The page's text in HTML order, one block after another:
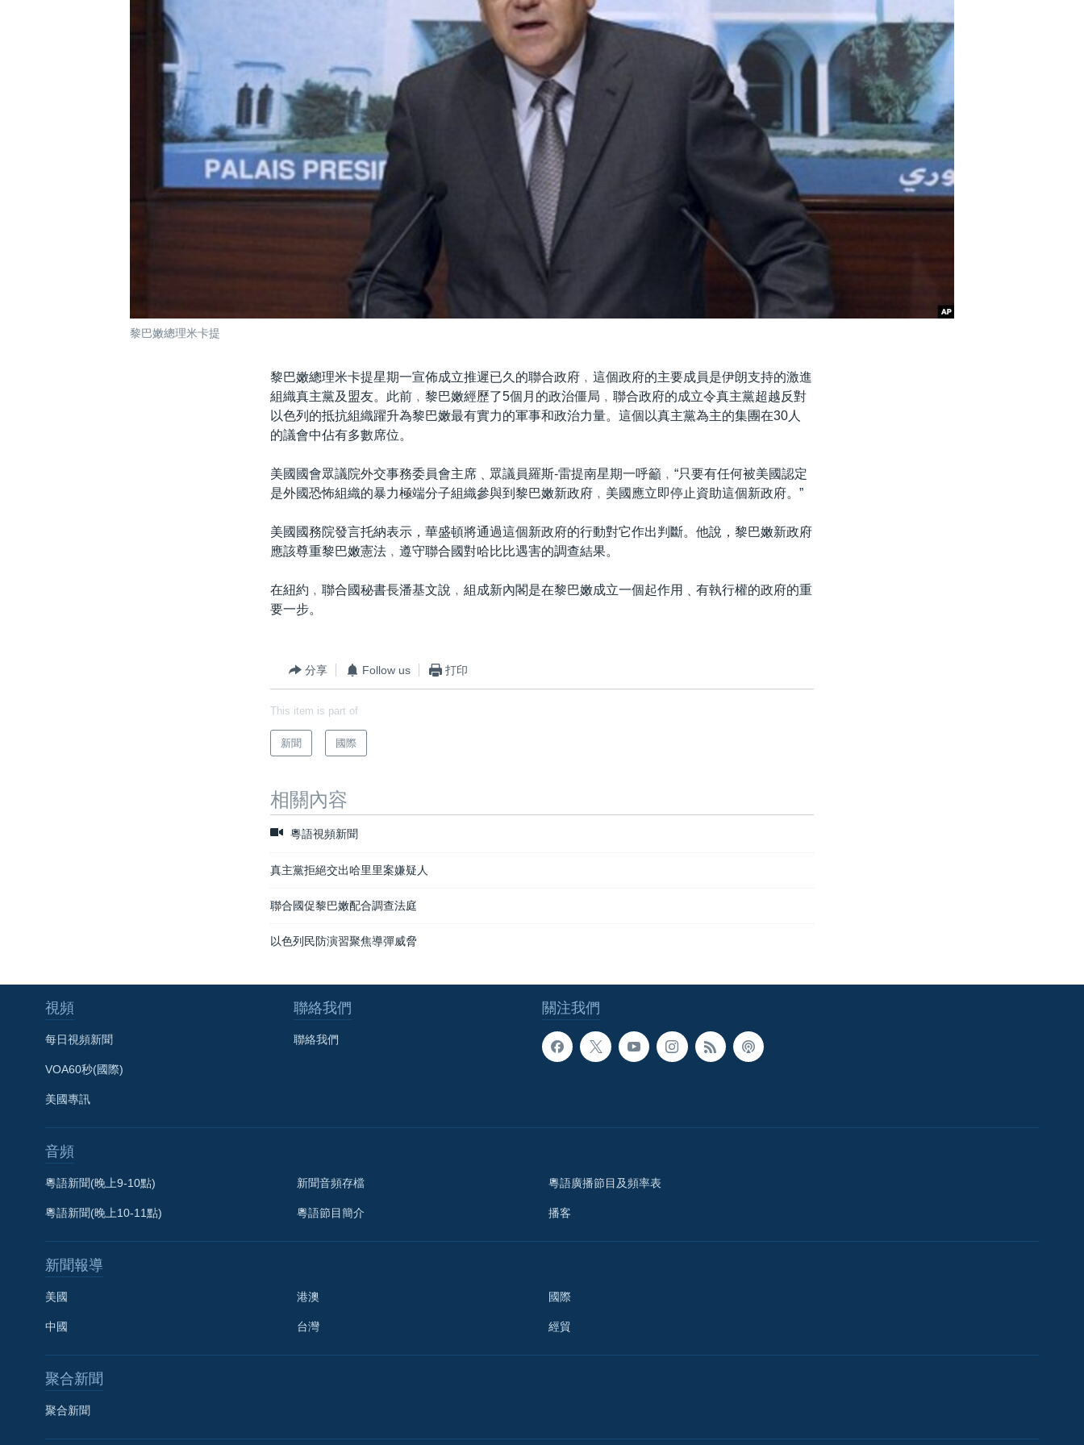
黎巴嫩總理米卡提
黎巴嫩總理米卡提星期一宣佈成立推遲已久的聯合政府﹐這個政府的主要成員是伊朗支持的激進
組織真主黨及盟友。此前﹐黎巴嫩經歷了5個月的政治僵局﹐聯合政府的成立令真主黨超越反對
以色列的抵抗組織躍升為黎巴嫩最有實力的軍事和政治力量。這個以真主黨為主的集團在30人
的議會中佔有多數席位。
美國國會眾議院外交事務委員會主席﹑眾議員羅斯-雷提南星期一呼籲﹐“只要有任何被美國認定
是外國恐怖組織的暴力極端分子組織參與到黎巴嫩新政府﹐美國應立即停止資助這個新政府。”
美國國務院發言托納表示，華盛頓將通過這個新政府的行動對它作出判斷。他說，黎巴嫩新政府
應該尊重黎巴嫩憲法﹐遵守聯合國對哈比比遇害的調查結果。
在紐約﹐聯合國秘書長潘基文說﹐組成新內閣是在黎巴嫩成立一個起作用﹑有執行權的政府的重
要一步。
分享 Follow us 打印
This item is part of
新聞 國際
相關內容
粵語視頻新聞
真主黨拒絕交出哈里里案嫌疑人
聯合國促黎巴嫩配合調查法庭
以色列民防演習聚焦導彈威脅
關注我們
視頻
每日視頻新聞
VOA60秒(國際)
美國專訊
聯絡我們
聯絡我們
音頻
粵語新聞(晚上9-10點)
粵語新聞(晚上10-11點)
新聞音頻存檔
粵語節目簡介
粵語廣播節目及頻率表
播客
新聞報導
美國
中國
港澳
台灣
國際
經貿
聚合新聞
聚合新聞